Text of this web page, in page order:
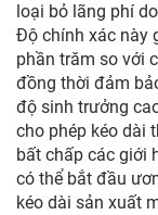
loại bỏ lãng phí
Độ chính xác này
phần trăm so với
đồng thời đảm
độ sinh trưởng
cho phép kéo dài
bất chấp các giới
có thể bắt đầu
kéo dài sản xuất